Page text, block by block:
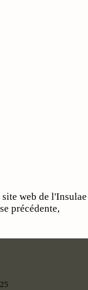
web de l'Insulae
précédente,